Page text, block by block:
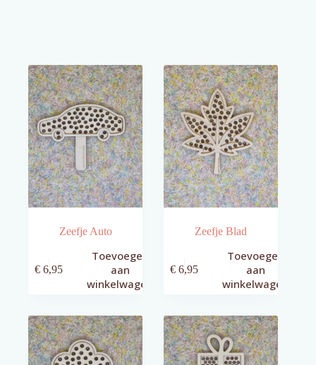
Zeefje Auto
€ 6,95
Toevoegen
aan
winkelwagen
Zeefje Blad
€ 6,95
Toevoegen
aan
winkelwagen